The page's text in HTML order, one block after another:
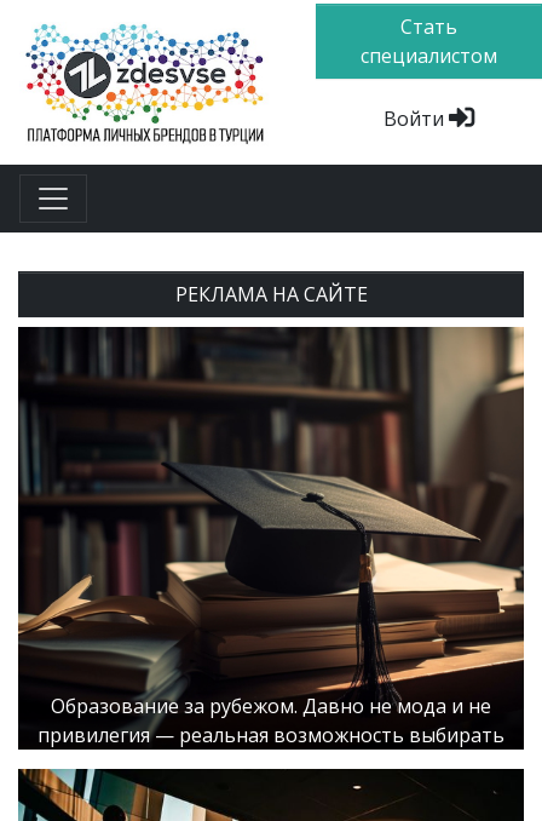
Стать
специалистом
Войти
РЕКЛАМА НА САЙТЕ
Образование за рубежом. Давно не мода и не
привилегия — реальная возможность выбирать